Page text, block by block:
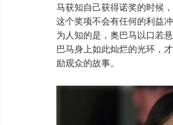
马获知自己获得诺奖的时候
这个奖项不会有任何的利益
为人知的是，奥巴马以口若
巴马身上如此灿烂的光环，
励观众的故事。